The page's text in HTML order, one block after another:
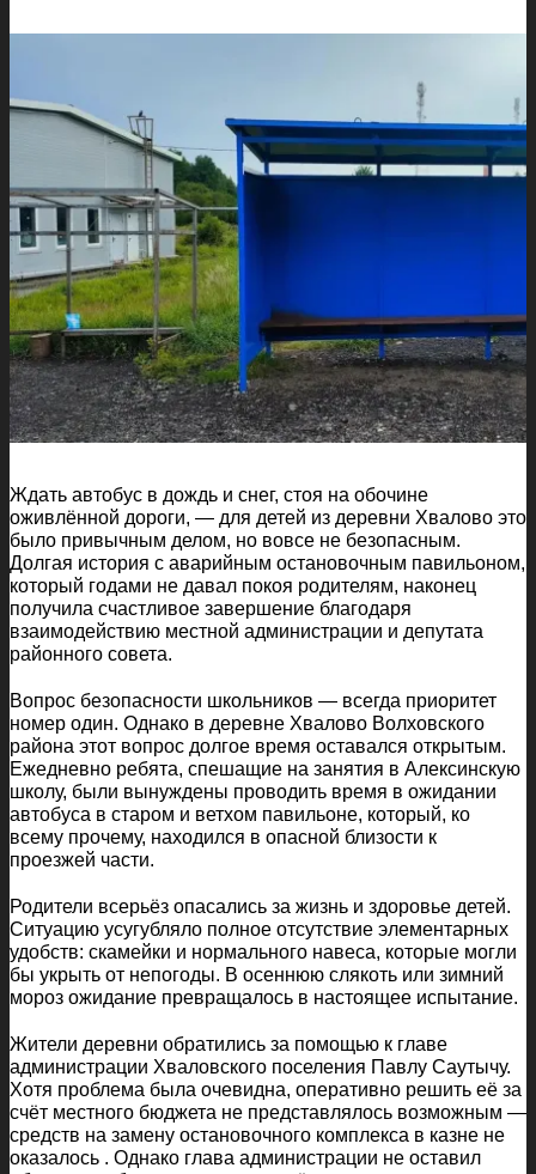
Ждать автобус в дождь и снег, стоя на обочине
оживлённой дороги, — для детей из деревни Хвалово это
было привычным делом, но вовсе не безопасным.
Долгая история с аварийным остановочным павильоном,
который годами не давал покоя родителям, наконец
получила счастливое завершение благодаря
взаимодействию местной администрации и депутата
районного совета.
Вопрос безопасности школьников — всегда приоритет
номер один. Однако в деревне Хвалово Волховского
района этот вопрос долгое время оставался открытым.
Ежедневно ребята, спешащие на занятия в Алексинскую
школу, были вынуждены проводить время в ожидании
автобуса в старом и ветхом павильоне, который, ко
всему прочему, находился в опасной близости к
проезжей части.
Родители всерьёз опасались за жизнь и здоровье детей.
Ситуацию усугубляло полное отсутствие элементарных
удобств: скамейки и нормального навеса, которые могли
бы укрыть от непогоды. В осеннюю слякоть или зимний
мороз ожидание превращалось в настоящее испытание.
Жители деревни обратились за помощью к главе
администрации Хваловского поселения Павлу Саутычу.
Хотя проблема была очевидна, оперативно решить её за
счёт местного бюджета не представлялось возможным —
средств на замену остановочного комплекса в казне не
оказалось . Однако глава администрации не оставил